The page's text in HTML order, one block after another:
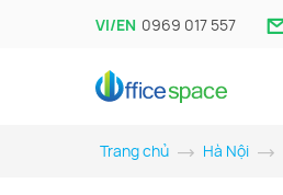
VI/EN 0969 017 557
Trang chủ Hà Nội